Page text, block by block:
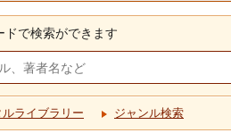
ドで検索ができます
ライブラリー ジャンル検索